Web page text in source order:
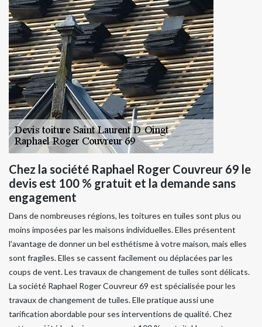
Chez la société Raphael Roger Couvreur 69 le
devis est 100 % gratuit et la demande sans
engagement
Dans de nombreuses régions, les toitures en tuiles sont plus ou
moins imposées par les maisons individuelles. Elles présentent
l’avantage de donner un bel esthétisme à votre maison, mais elles
sont fragiles. Elles se cassent facilement ou déplacées par les
coups de vent. Les travaux de changement de tuiles sont délicats.
La société Raphael Roger Couvreur 69 est spécialisée pour les
travaux de changement de tuiles. Elle pratique aussi une
tarification abordable pour ses interventions de qualité. Chez